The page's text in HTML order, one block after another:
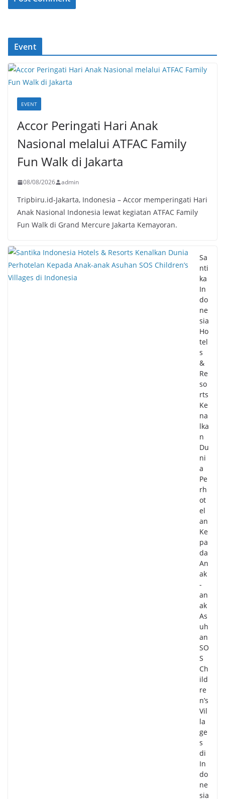
Event
EVENT
Accor Peringati Hari Anak
Nasional melalui ATFAC Family
Fun Walk di Jakarta
08/08/2026 admin
Tripbiru.id-Jakarta, Indonesia – Accor memperingati Hari
Anak Nasional Indonesia lewat kegiatan ATFAC Family
Fun Walk di Grand Mercure Jakarta Kemayoran.
Sa
nti
ka
In
do
ne
sia
Ho
tel
s
&
Re
so
rts
Ke
na
lka
n
Du
ni
a
Pe
rh
ot
el
an
Ke
pa
da
An
ak
-
an
ak
As
uh
an
SO
S
Ch
ild
re
n’s
Vil
la
ge
s
di
In
do
ne
sia